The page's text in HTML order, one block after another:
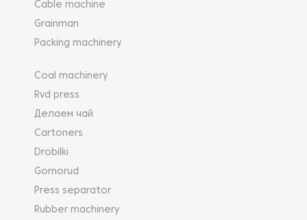
Cable machine
Grainman
Packing machinery
Coal machinery
Rvd press
Делаем чай
Cartoners
Drobilki
Gornorud
Press separator
Rubber machinery